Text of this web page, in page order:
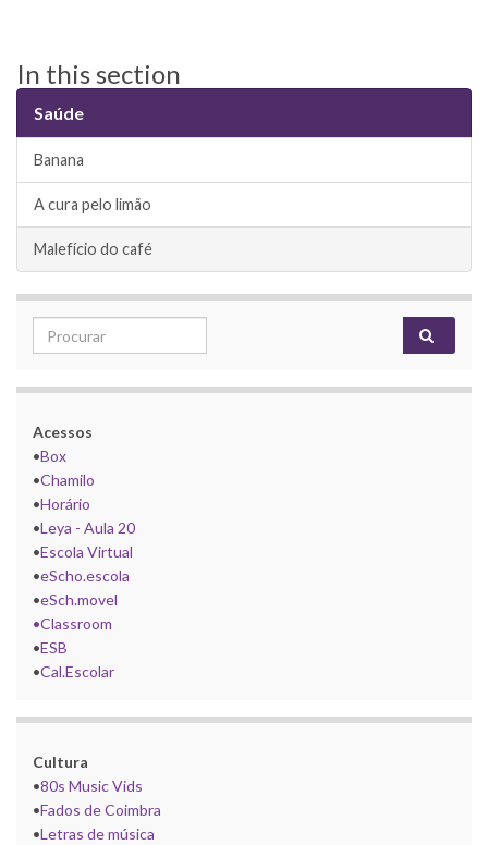
In this section
Saúde
Banana
A cura pelo limão
Malefício do café
Search for:
Acessos
•Box
•Chamilo
•Horário
•Leya - Aula 20
•Escola Virtual
•eScho.escola
•eSch.movel
•Classroom
•ESB
•Cal.Escolar
Cultura
•80s Music Vids
•Fados de Coimbra
•Letras de música